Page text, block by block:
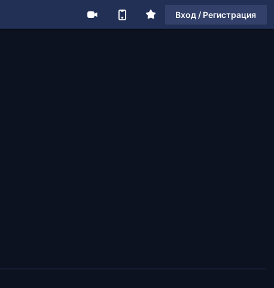
Вход / Регистрация